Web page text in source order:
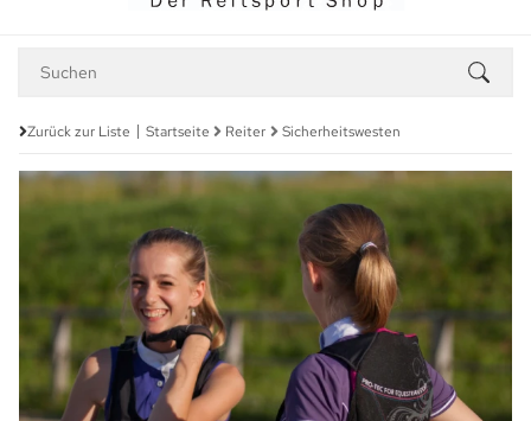
Zurück zur Liste Startseite Reiter Sicherheitswesten